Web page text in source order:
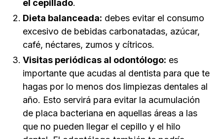
el cepillado.
Dieta balanceada: debes evitar el consumo
excesivo de bebidas carbonatadas, azúcar,
café, néctares, zumos y cítricos.
Visitas periódicas al odontólogo: es
importante que acudas al dentista para que te
hagas por lo menos dos limpiezas dentales al
año. Esto servirá para evitar la acumulación
de placa bacteriana en aquellas áreas a las
que no pueden llegar el cepillo y el hilo